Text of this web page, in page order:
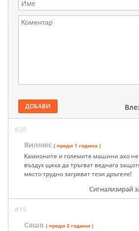
ДОБАВИ
#20
Вилнюс ( преди 1 година )
Камионите и големите машини ако
въздух щяха да тръгват веднага
място трудно загряват тези дръгеле!
Сигнализирай
#19
Сашо ( преди 2 години )